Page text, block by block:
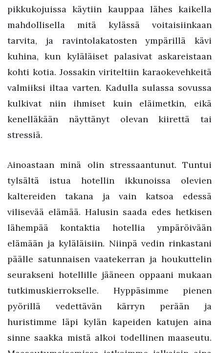
pikkukojuissa käytiin kauppaa lähes kaikella
mahdollisella mitä kylässä voitaisiinkaan
tarvita, ja ravintolakatosten ympärillä kävi
kuhina, kun kyläläiset palasivat askareistaan
kohti kotia. Jossakin viriteltiin karaokevehkeitä
valmiiksi iltaa varten. Kadulla sulassa sovussa
kulkivat niin ihmiset kuin eläimetkin, eikä
kenelläkään näyttänyt olevan kiirettä tai
stressiä.
Ainoastaan minä olin stressaantunut. Tuntui
tylsältä istua hotellin ikkunoissa olevien
kaltereiden takana ja vain katsoa edessä
vilisevää elämää. Halusin saada edes hetkisen
lähempää kontaktia hotellia ympäröivään
elämään ja kyläläisiin. Niinpä vedin rinkastani
päälle satunnaisen vaatekerran ja houkuttelin
seurakseni hotellille jääneen oppaani mukaan
tutkimuskierrokselle. Hyppäsimme pienen
pyörillä vedettävän kärryn perään ja
huristimme läpi kylän kapeiden katujen aina
sinne saakka mistä alkoi todellinen maaseutu.